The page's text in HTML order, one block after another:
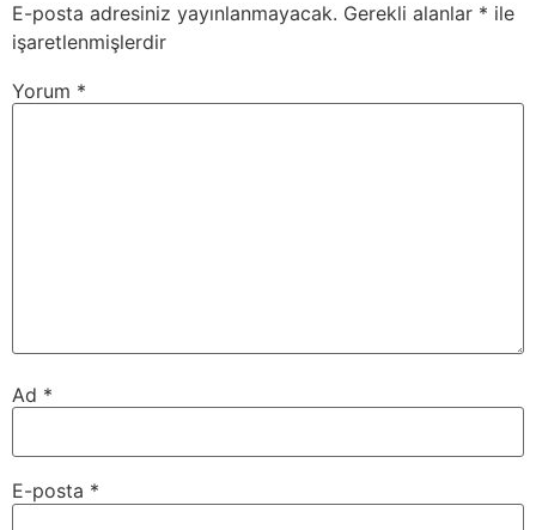
E-posta adresiniz yayınlanmayacak. Gerekli alanlar * ile
işaretlenmişlerdir
Yorum *
Ad *
E-posta *